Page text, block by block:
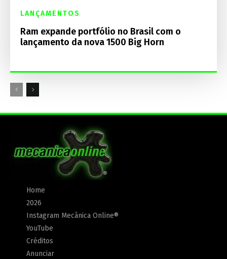
LANÇAMENTOS
Ram expande portfólio no Brasil com o
lançamento da nova 1500 Big Horn
Home
2026
Instagram Mecânica Online®
YouTube
Créditos
Anunciar